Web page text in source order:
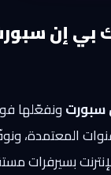
بي إن
سبورتونفعّلها
المعتمدة،
بسيرفرات